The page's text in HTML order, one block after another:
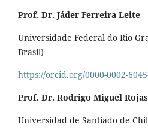
Prof. Dr. Jáder Ferreira Leite
Universidade Federal do Rio
Brasil)
https://orcid.org/0000-0002-
Prof. Dr. Rodrigo Miguel
Universidad de Santiado de